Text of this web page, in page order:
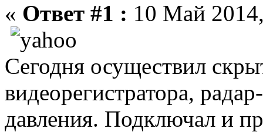
« Ответ #1 : 10 Май
Сегодня осуществил
видеорегистратора,
давления. Подключал и